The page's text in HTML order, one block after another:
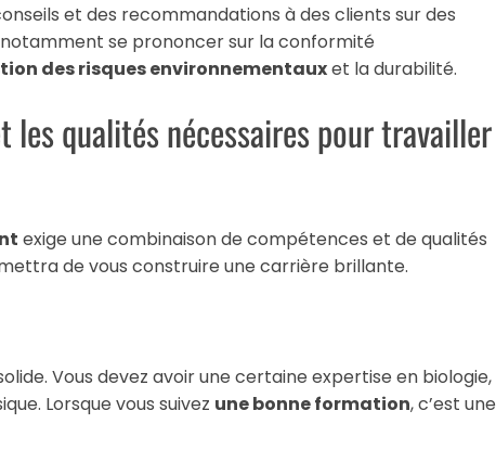
et des recommandations à des clients sur des
se prononcer sur la conformité
des risques environnementauxet la durabilité.
les qualités nécessaires pour travailler
exige une combinaison de compétences et de qualités
de vous construire une carrière brillante.
Vous devez avoir une certaine expertise en biologie,
Lorsque vous suivez une bonne formation, c’est une